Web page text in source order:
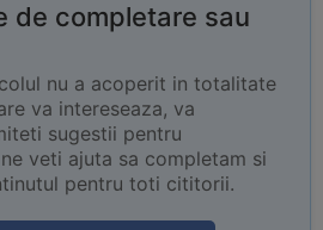
de completare sau
nu a acoperit in totalitate
va intereseaza, va
sugestii pentru
veti ajuta sa completam si
pentru toti cititorii.